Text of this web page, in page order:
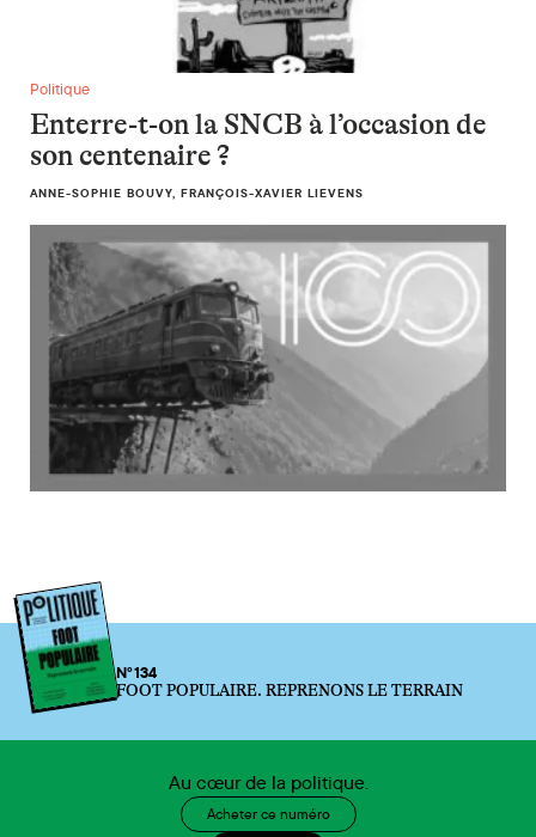
Enterre-t-on la SNCB à l’occasion de son centenaire ?
Politique
Enterre-t-on la SNCB à l’occasion de
son centenaire ?
ANNE-SOPHIE BOUVY, FRANÇOIS-XAVIER LIEVENS
N°134
FOOT POPULAIRE. REPRENONS LE TERRAIN
Au cœur de la politique.
Acheter ce numéro